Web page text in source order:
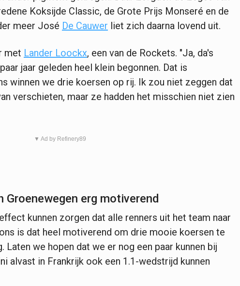
Koksijde Classic, de Grote Prijs Monseré en de
meer José De Cauwer liet zich daarna lovend uit.
met Lander Loockx, een van de Rockets. "Ja, da's
jaar geleden heel klein begonnen. Dat is
winnen we drie koersen op rij. Ik zou niet zeggen dat
verschieten, maar ze hadden het misschien niet zien
▼ Ad by Refinery89
Groenewegen erg motiverend
kunnen zorgen dat alle renners uit het team naar
is dat heel motiverend om drie mooie koersen te
Laten we hopen dat we er nog een paar kunnen bij
alvast in Frankrijk ook een 1.1-wedstrijd kunnen